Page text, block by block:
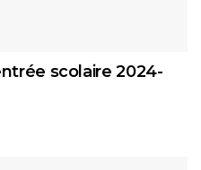
scolaire 2024-